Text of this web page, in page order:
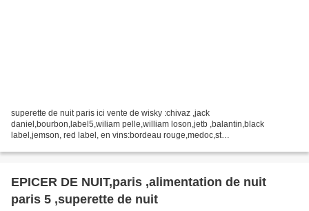
superette de nuit paris ici vente de wisky :chivaz ,jack
daniel,bourbon,label5,wiliam pelle,william loson,jetb ,balantin,black
label,jemson, red label, en vins:bordeau rouge,medoc,st
blanc,aligoter...
EPICER DE NUIT,paris ,alimentation de nuit
paris 5 ,superette de nuit